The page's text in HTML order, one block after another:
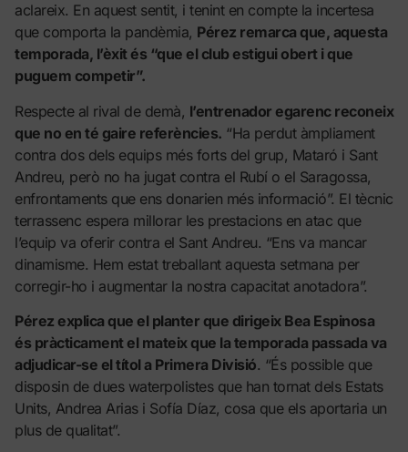
aclareix. En aquest sentit, i tenint en compte la incertesa
que comporta la pandèmia, Pérez remarca que, aquesta
temporada, l’èxit és “que el club estigui obert i que
puguem competir”.
Respecte al rival de demà, l’entrenador egarenc reconeix
que no en té gaire referències. “Ha perdut àmpliament
contra dos dels equips més forts del grup, Mataró i Sant
Andreu, però no ha jugat contra el Rubí o el Saragossa,
enfrontaments que ens donarien més informació”. El tècnic
terrassenc espera millorar les prestacions en atac que
l’equip va oferir contra el Sant Andreu. “Ens va mancar
dinamisme. Hem estat treballant aquesta setmana per
corregir-ho i augmentar la nostra capacitat anotadora”.
Pérez explica que el planter que dirigeix Bea Espinosa
és pràcticament el mateix que la temporada passada va
adjudicar-se el títol a Primera Divisió. “És possible que
disposin de dues waterpolistes que han tornat dels Estats
Units, Andrea Arias i Sofía Díaz, cosa que els aportaria un
plus de qualitat”.